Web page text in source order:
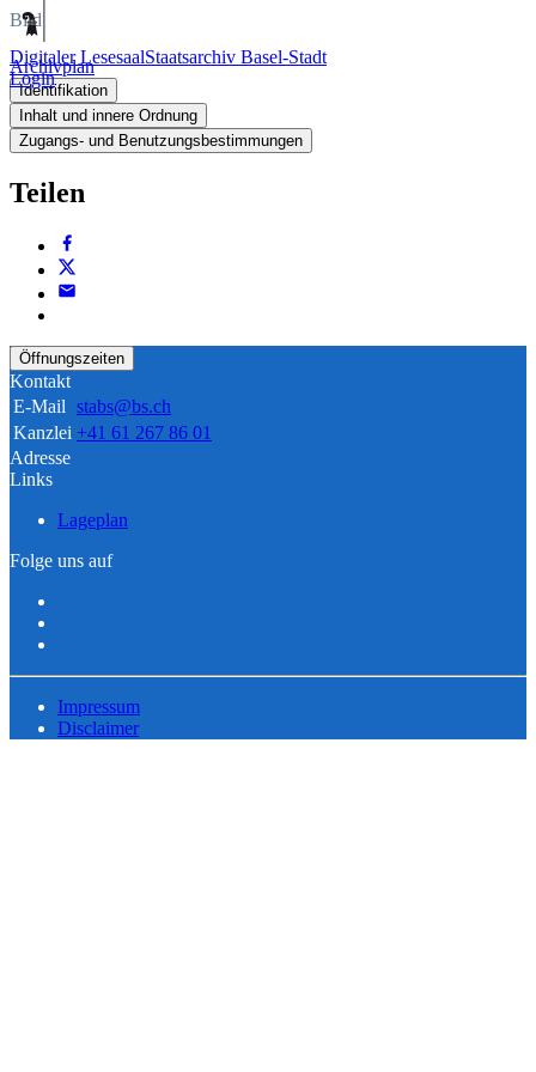
Digitaler LesesaalStaatsarchiv Basel-Stadt
Login
Bild
Archivplan
Identifikation
Inhalt und innere Ordnung
Zugangs- und Benutzungsbestimmungen
Teilen
Öffnungszeiten
Kontakt
E-Mail stabs@bs.ch
Kanzlei +41 61 267 86 01
Adresse
Links
Lageplan
Folge uns auf
Impressum
Disclaimer